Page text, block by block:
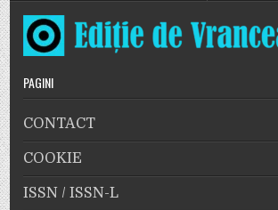
PAGINI
CONTACT
COOKIE
ISSN / ISSN-L